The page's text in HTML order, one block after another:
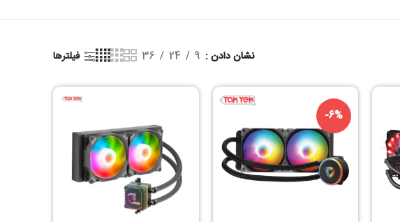
نشان دادن 9
24
36 فیلترها
-6%